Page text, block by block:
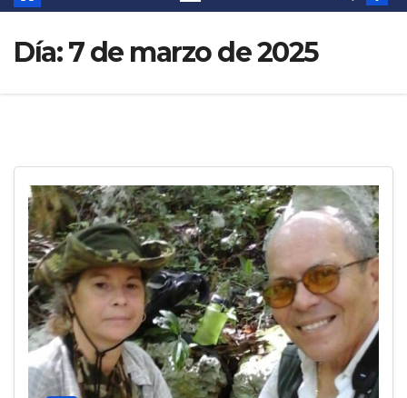
Día:7 de marzo de 2025